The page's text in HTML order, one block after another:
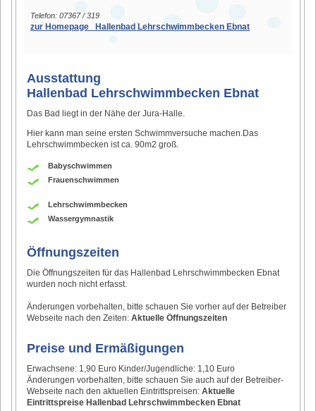
Telefon: 07367 / 319
zur Homepage Hallenbad Lehrschwimmbecken Ebnat
Ausstattung
Hallenbad Lehrschwimmbecken Ebnat
Das Bad liegt in der Nähe der Jura-Halle.
Hier kann man seine ersten Schwimmversuche machen.Das
Lehrschwimmbecken ist ca. 90m2 groß.
Babyschwimmen
Frauenschwimmen
Lehrschwimmbecken
Wassergymnastik
Öffnungszeiten
Die Öffnungszeiten für das Hallenbad Lehrschwimmbecken Ebnat
wurden noch nicht erfasst.
Änderungen vorbehalten, bitte schauen Sie vorher auf der Betreiber
Webseite nach den Zeiten:Aktuelle Öffnungszeiten
Preise und Ermäßigungen
Erwachsene: 1,90 Euro Kinder/Jugendliche: 1,10 Euro
Änderungen vorbehalten, bitte schauen Sie auch auf der Betreiber-
Webseite nach den aktuellen Eintrittspreisen:Aktuelle
Eintrittspreise Hallenbad Lehrschwimmbecken Ebnat